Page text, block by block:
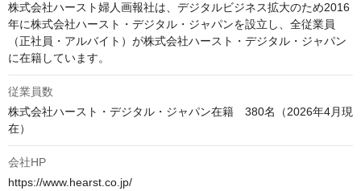
株式会社ハースト婦人画報社は、デジタルビジネス拡大のため2016
年に株式会社ハースト・デジタル・ジャパンを設立し、全従業員
（正社員・アルバイト）が株式会社ハースト・デジタル・ジャパン
に在籍しています。
従業員数
株式会社ハースト・デジタル・ジャパン在籍　380名（2026年4月現
在）
会社HP
https://www.hearst.co.jp/